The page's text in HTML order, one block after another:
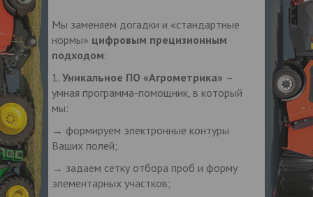
Мы заменяем догадки и «стандартные
нормы» цифровым прецизионным
подходом:
1. Уникальное ПО «Агрометрика» –
умная программа-помощник, в который
мы:
→ формируем электронные контуры
Ваших полей;
→ задаем сетку отбора проб и форму
элементарных участков;